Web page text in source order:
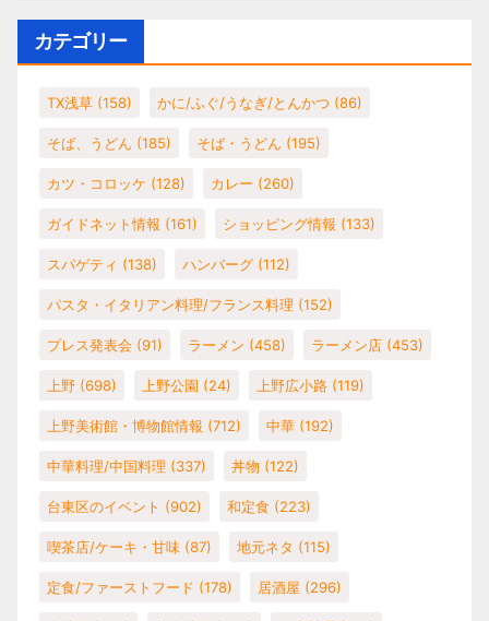
カテゴリー
TX浅草 (158) かに/ふぐ/うなぎ/とんかつ (86)
そば、うどん (185) そば・うどん (195)
カツ・コロッケ (128) カレー (260)
ガイドネット情報 (161) ショッピング情報 (133)
スパゲティ (138) ハンバーグ (112)
パスタ・イタリアン料理/フランス料理 (152)
プレス発表会 (91) ラーメン (458) ラーメン店 (453)
上野 (698) 上野公園 (24) 上野広小路 (119)
上野美術館・博物館情報 (712) 中華 (192)
中華料理/中国料理 (337) 丼物 (122)
台東区のイベント (902) 和定食 (223)
喫茶店/ケーキ・甘味 (87) 地元ネタ (115)
定食/ファーストフード (178) 居酒屋 (296)